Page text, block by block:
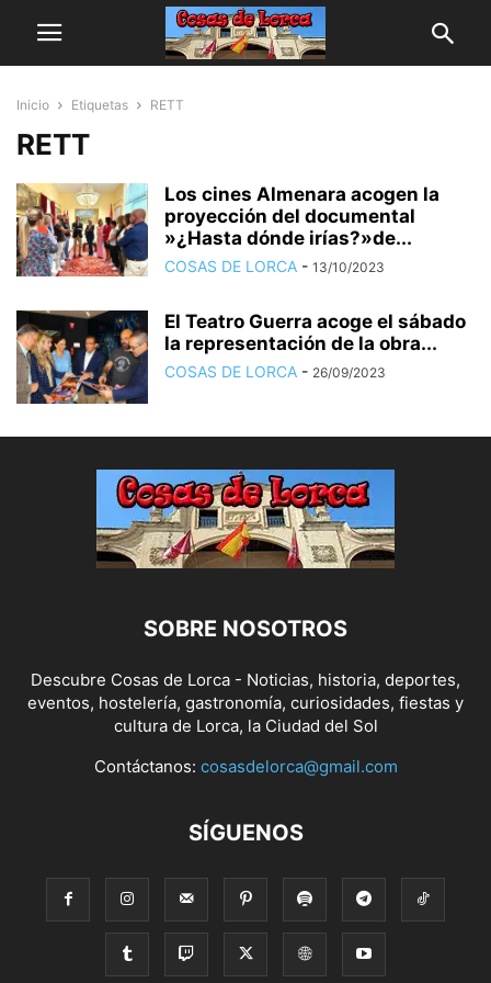
Inicio Etiquetas RETT
RETT
Los cines Almenara acogen la
proyección del documental
»¿Hasta dónde irías?»de...
COSAS DE LORCA - 13/10/2023
El Teatro Guerra acoge el sábado
la representación de la obra...
COSAS DE LORCA - 26/09/2023
SOBRE NOSOTROS
Descubre Cosas de Lorca - Noticias, historia, deportes,
eventos, hostelería, gastronomía, curiosidades, fiestas y
cultura de Lorca, la Ciudad del Sol
Contáctanos: cosasdelorca@gmail.com
SÍGUENOS